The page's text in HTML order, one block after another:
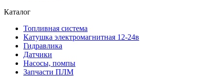
Каталог
Топливная система
Катушка электромагнитная 12-24в
Гидравлика
Датчики
Насосы, помпы
Запчасти ПЛМ